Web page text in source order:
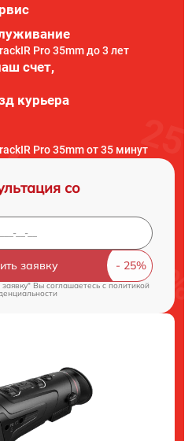
Pro 35mm до 3 лет
счет,
курьера
Pro 35mm от 35 минут
со
заявку
Вы соглашаетесь cполитикой